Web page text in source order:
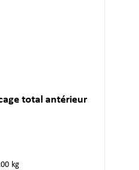
total antérieur
kg